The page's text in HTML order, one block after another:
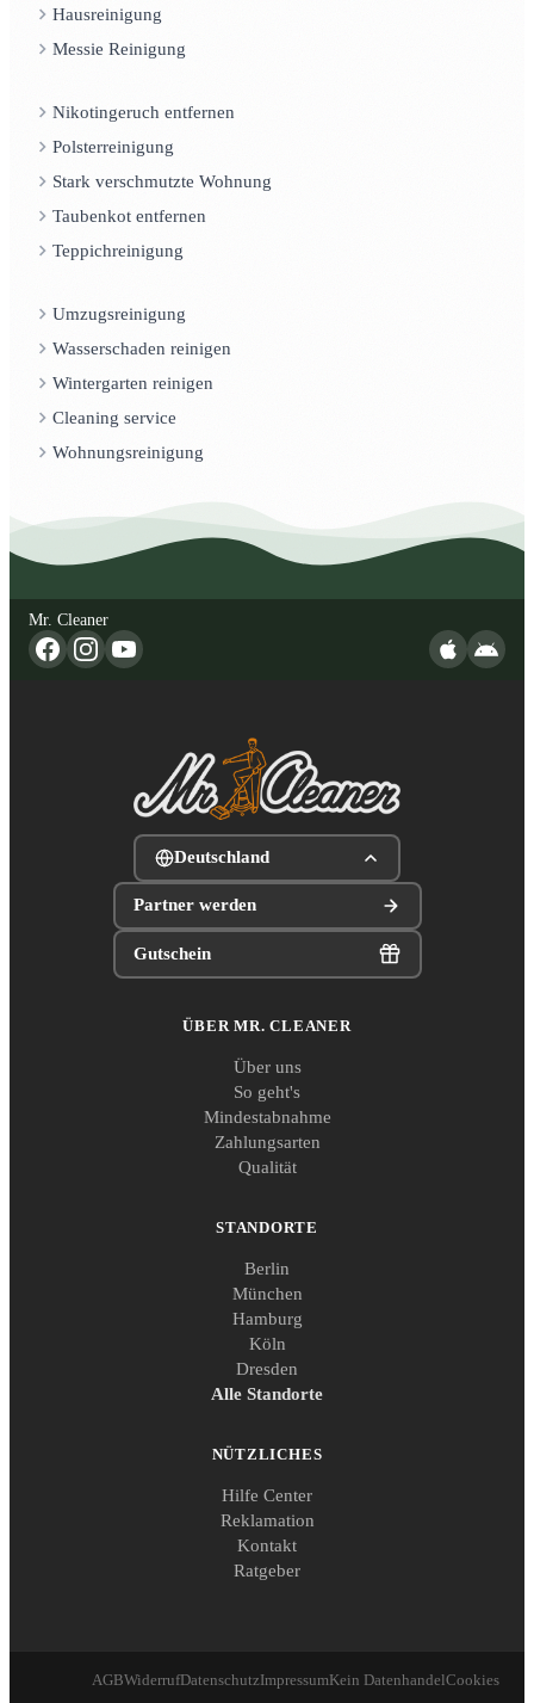
Hausreinigung
Messie Reinigung
Nikotingeruch entfernen
Polsterreinigung
Stark verschmutzte Wohnung
Taubenkot entfernen
Teppichreinigung
Umzugsreinigung
Wasserschaden reinigen
Wintergarten reinigen
Cleaning service
Wohnungsreinigung
Mr. Cleaner
Deutschland
Partner werden
Gutschein
ÜBER MR. CLEANER
Über uns
So geht's
Mindestabnahme
Zahlungsarten
Qualität
STANDORTE
Berlin
München
Hamburg
Köln
Dresden
Alle Standorte
NÜTZLICHES
Hilfe Center
Reklamation
Kontakt
Ratgeber
AGBWiderrufDatenschutzImpressumKein DatenhandelCookies